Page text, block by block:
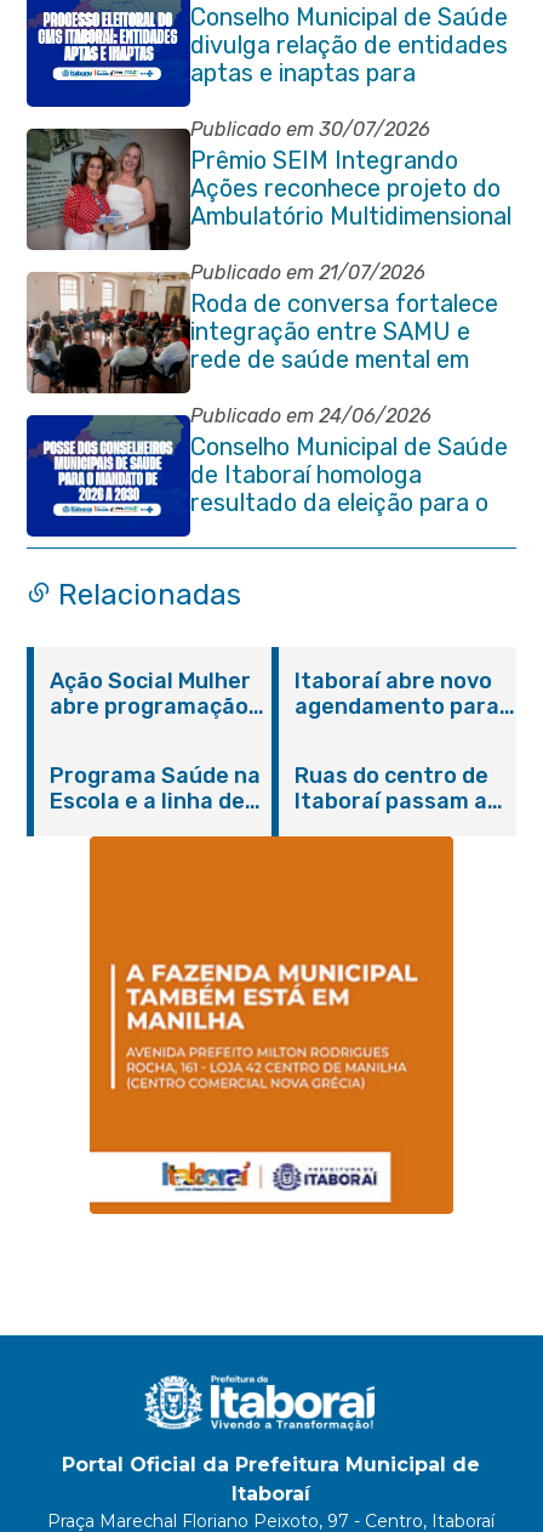
Conselho Municipal de Saúde
divulga relação de entidades
aptas e inaptas para
processo eleitoral do
quadriênio 2026-2030
Publicado em 30/07/2026
Prêmio SEIM Integrando
Ações reconhece projeto do
Ambulatório Multidimensional
da Pessoa Idosa de Itaboraí
Publicado em 21/07/2026
Roda de conversa fortalece
integração entre SAMU e
rede de saúde mental em
Itaboraí
Publicado em 24/06/2026
Conselho Municipal de Saúde
de Itaboraí homologa
resultado da eleição para o
quadriênio 2026–2030
Relacionadas
Ação Social Mulher
abre programação
serviços gratuitos e
orientações
Itaboraí abre novo
agendamento para
Programa Saúde na
Escola e a linha de
Magalhães Seabra
Ruas do centro de
Itaboraí passam a
Portal Oficial da Prefeitura Municipal de
Itaboraí
Praça Marechal Floriano Peixoto, 97 - Centro, Itaboraí